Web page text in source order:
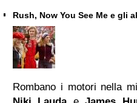
Rush, Now You See Me e gli
Rombano i motori nella